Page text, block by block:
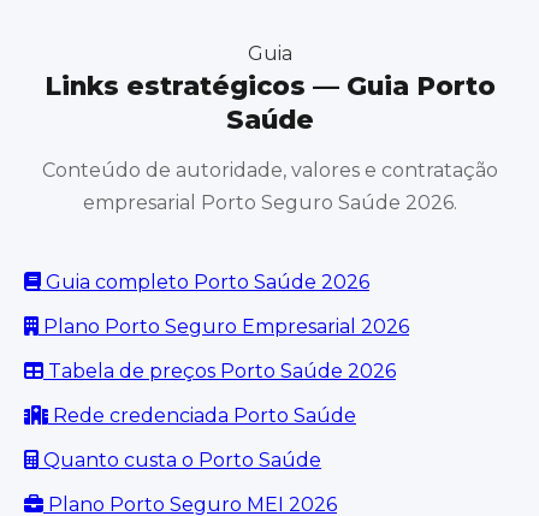
Guia
Links estratégicos — Guia Porto
Saúde
Conteúdo de autoridade, valores e contratação
empresarial Porto Seguro Saúde 2026.
Guia completo Porto Saúde 2026
Plano Porto Seguro Empresarial 2026
Tabela de preços Porto Saúde 2026
Rede credenciada Porto Saúde
Quanto custa o Porto Saúde
Plano Porto Seguro MEI 2026